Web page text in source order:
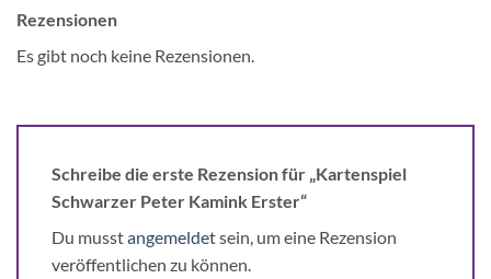
Rezensionen
Es gibt noch keine Rezensionen.
Schreibe die erste Rezension für „Kartenspiel
Schwarzer Peter Kamink Erster“
Du musstangemeldetsein, um eine Rezension
veröffentlichen zu können.